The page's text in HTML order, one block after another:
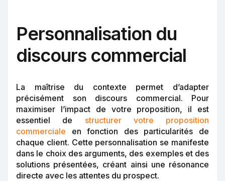
Personnalisation du
discours commercial
La maîtrise du contexte permet d’adapter
précisément son discours commercial. Pour
maximiser l’impact de votre proposition, il est
essentiel de structurer votre proposition
commerciale en fonction des particularités de
chaque client. Cette personnalisation se manifeste
dans le choix des arguments, des exemples et des
solutions présentées, créant ainsi une résonance
directe avec les attentes du prospect.